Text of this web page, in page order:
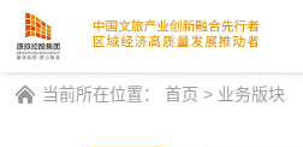
当前所在位置：
首页 > 业务版块